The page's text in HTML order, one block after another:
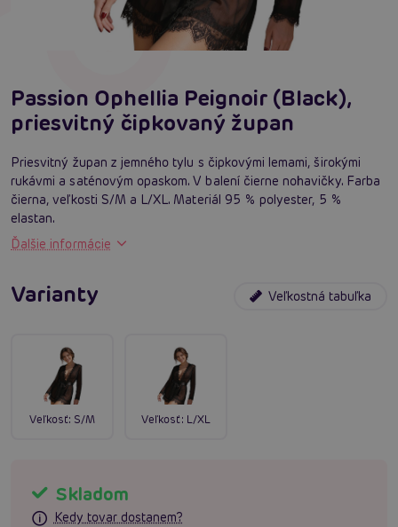
Passion Ophellia Peignoir (Black),
priesvitný čipkovaný župan
Priesvitný župan z jemného tylu s čipkovými lemami, širokými
rukávmi a saténovým opaskom. V balení čierne nohavičky. Farba
čierna, veľkosti S/M a L/XL. Materiál 95 % polyester, 5 %
elastan.
Ďalšie informácie
Varianty Veľkostná tabuľka
Veľkosť: S/M Veľkosť: L/XL
Skladom
Kedy tovar dostanem?